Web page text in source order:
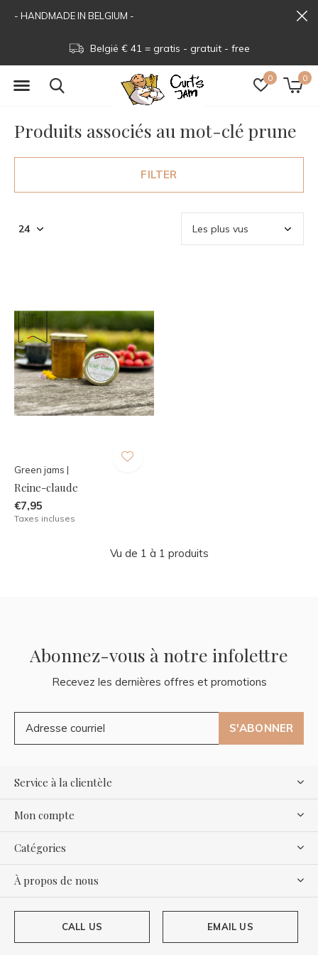
0 0
België € 41 = gratis - gratuit - free
- HANDMADE IN BELGIUM -
Produits associés au mot-clé prune
FILTER
Green jams |
Reine-claude
€7,95
Taxes incluses
Vu de 1 à 1 produits
Abonnez-vous à notre infolettre
Recevez les dernières offres et promotions
S'ABONNER
Service à la clientèle
Mon compte
Catégories
À propos de nous
CALL US EMAIL US